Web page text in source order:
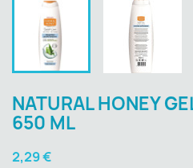
NATURAL HONEY
650 ML
2,29 €